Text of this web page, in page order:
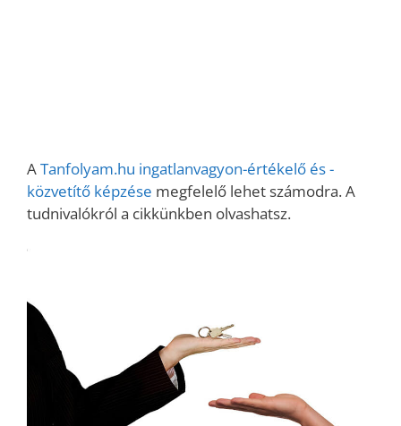
ATanfolyam.hu ingatlanvagyon-értékelő és -
közvetítő képzése megfelelő lehet számodra. A
tudnivalókról a cikkünkben olvashatsz.